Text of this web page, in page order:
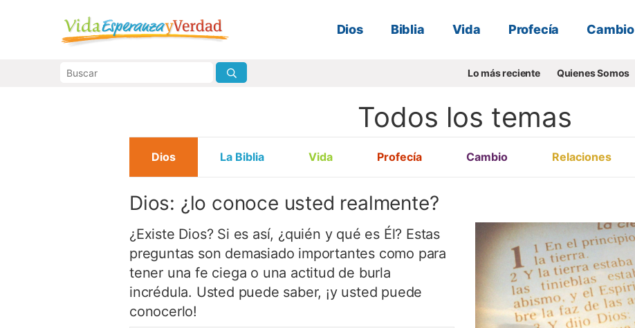
Dios Biblia Vida Profecía Cambio
Lo más reciente Quienes Somos
Todos los temas
Dios La Biblia Vida Profecía Cambio Relaciones
Dios: ¿lo conoce usted realmente?
¿Existe Dios? Si es así, ¿quién y qué es Él? Estas
preguntas son demasiado importantes como para
tener una fe ciega o una actitud de burla
incrédula. Usted puede saber, ¡y usted puede
conocerlo!